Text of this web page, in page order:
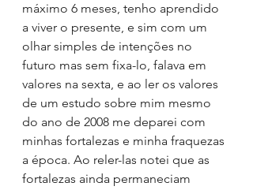
máximo 6 meses, tenho aprendido
a viver o presente, e sim com um
olhar simples de intenções no
futuro mas sem fixa-lo, falava em
valores na sexta, e ao ler os valores
de um estudo sobre mim mesmo
do ano de 2008 me deparei com
minhas fortalezas e minha fraquezas
a época. Ao reler-las notei que as
fortalezas ainda permaneciam